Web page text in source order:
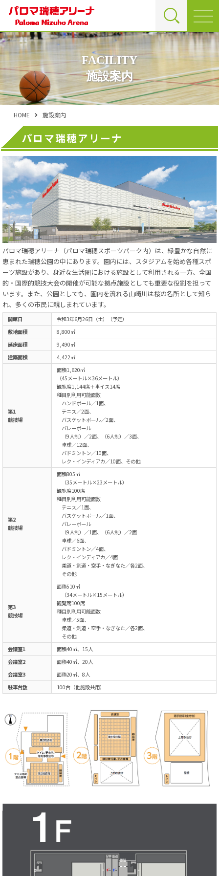
FACILITY
施設案内
HOME 施設案内
パロマ瑞穂アリーナ
パロマ瑞穂アリーナ（パロマ瑞穂スポーツパーク内）は、緑豊かな自然に
恵まれた瑞穂公園の中にあります。園内には、スタジアムを始め各種スポ
ーツ施設があり、身近な生活圏における施設として利用される一方、全国
的・国際的競技大会の開催が可能な拠点施設としても重要な役割を担って
います。また、公園としても、園内を流れる山崎川は桜の名所として知ら
れ、多くの市民に親しまれています。
開館日
令和3年6月26日（土）（予定）
敷地面積
8,800㎡
延床面積
9,490㎡
建築面積
4,422㎡
第1
競技場
面積1,620㎡
（45メートル×36メートル）
観覧席1,144席＋車イス14席
種目別利用可能面数
ハンドボール／1面、
テニス／2面、
バスケットボール／2面、
バレーボール
（9人制）／2面、（6人制）／3面、
卓球／12面、
バドミントン／10面、
レク・インディアカ／10面、その他
第2
競技場
面積805㎡
（35メートル×23メートル）
観覧席100席
種目別利用可能面数
テニス／1面、
バスケットボール／1面、
バレーボール
（9人制）／1面、（6人制）／2面
卓球／6面、
バドミントン／4面、
レク・インディアカ／4面
柔道・剣道・空手・なぎなた／各2面、
その他
第3
競技場
面積510㎡
（34メートル×15メートル）
観覧席100席
種目別利用可能面数
卓球／5面、
柔道・剣道・空手・なぎなた／各2面、
その他
会議室1
面積40㎡、15人
会議室2
面積40㎡、20人
会議室3
面積20㎡、8人
駐車台数
100台（他施設共用）